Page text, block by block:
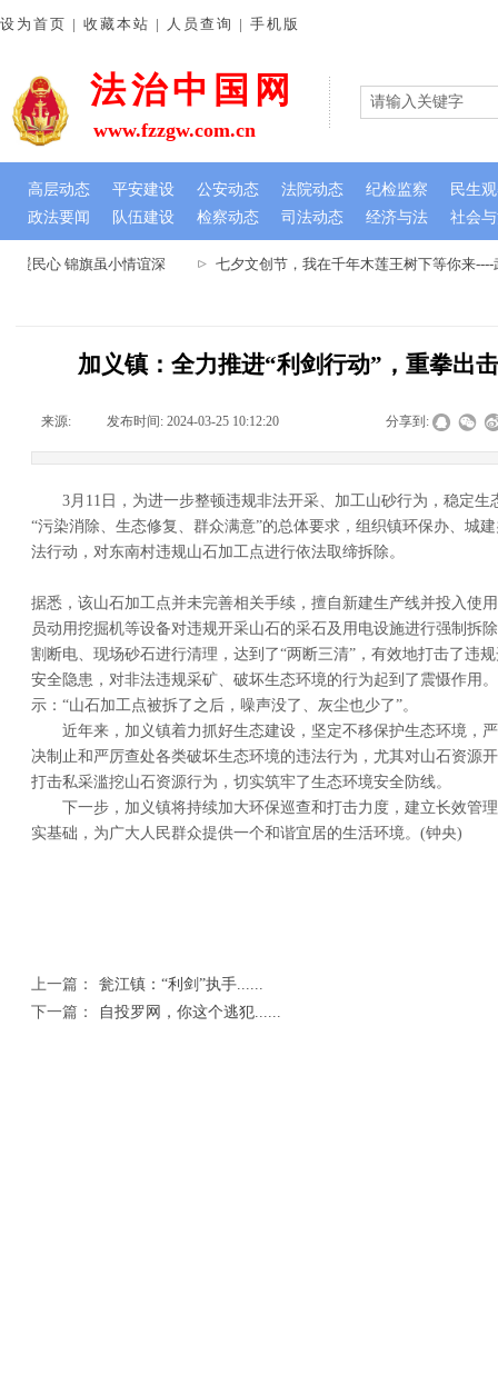
民心 锦旗虽小情谊深 七夕文创节，我在千年木莲王树下等你来----
法治中国网
政法要闻 队伍建设 检察动态 司法动态 经济与法 社会
设为首页 | 收藏本站 | 人员查询 | 手机版
www.fzzgw.com.cn
高层动态 平安建设 公安动态 法院动态 纪检监察 民生
加义镇：全力推进“利剑行动”，重拳出
来源: 发布时间: 2024-03-25 10:12:20 分享到:
3月11日 ，为进一步整顿违规非法开采、加工山砂行为，稳定
“污染消除、生态修复、群众满意”的总体要求，组织镇环保办、城
法行动，对东南村违规山石加工点进行依法取缔拆除。
据悉，该山石加工点并未完善相关手续，擅自新建生产线并投入使
员动用挖掘机等设备对违规开采山石的采石及用电设施进行强制拆
割断电、现场砂石进行清理，达到了“两断三清”，有效地打击了违
安全隐患，对非法违规采矿、破坏生态环境的行为起到了震慑作用
示：“山石加工点被拆了之后，噪声没了、灰尘也少了”。
近年来，加义镇着力抓好生态建设，坚定不移保护生态环境，
决制止和严厉查处各类破坏生态环境的违法行为，尤其对山石资源
打击私采滥挖山石资源行为，切实筑牢了生态环境安全防线。
下一步，加义镇将持续加大环保巡查和打击力度，建立长效管
实基础，为广大人民群众提供一个和谐宜居的生活环境。 (钟央)
上一篇：
瓮江镇：“利剑”执手......
下一篇：
自投罗网，你这个逃犯......